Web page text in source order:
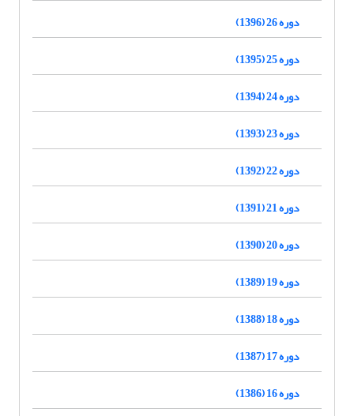
دوره 26 (1396)
دوره 25 (1395)
دوره 24 (1394)
دوره 23 (1393)
دوره 22 (1392)
دوره 21 (1391)
دوره 20 (1390)
دوره 19 (1389)
دوره 18 (1388)
دوره 17 (1387)
دوره 16 (1386)